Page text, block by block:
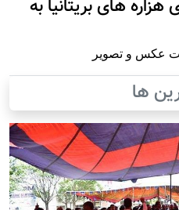
های بریتانیا به
عکس و تصویر
ها